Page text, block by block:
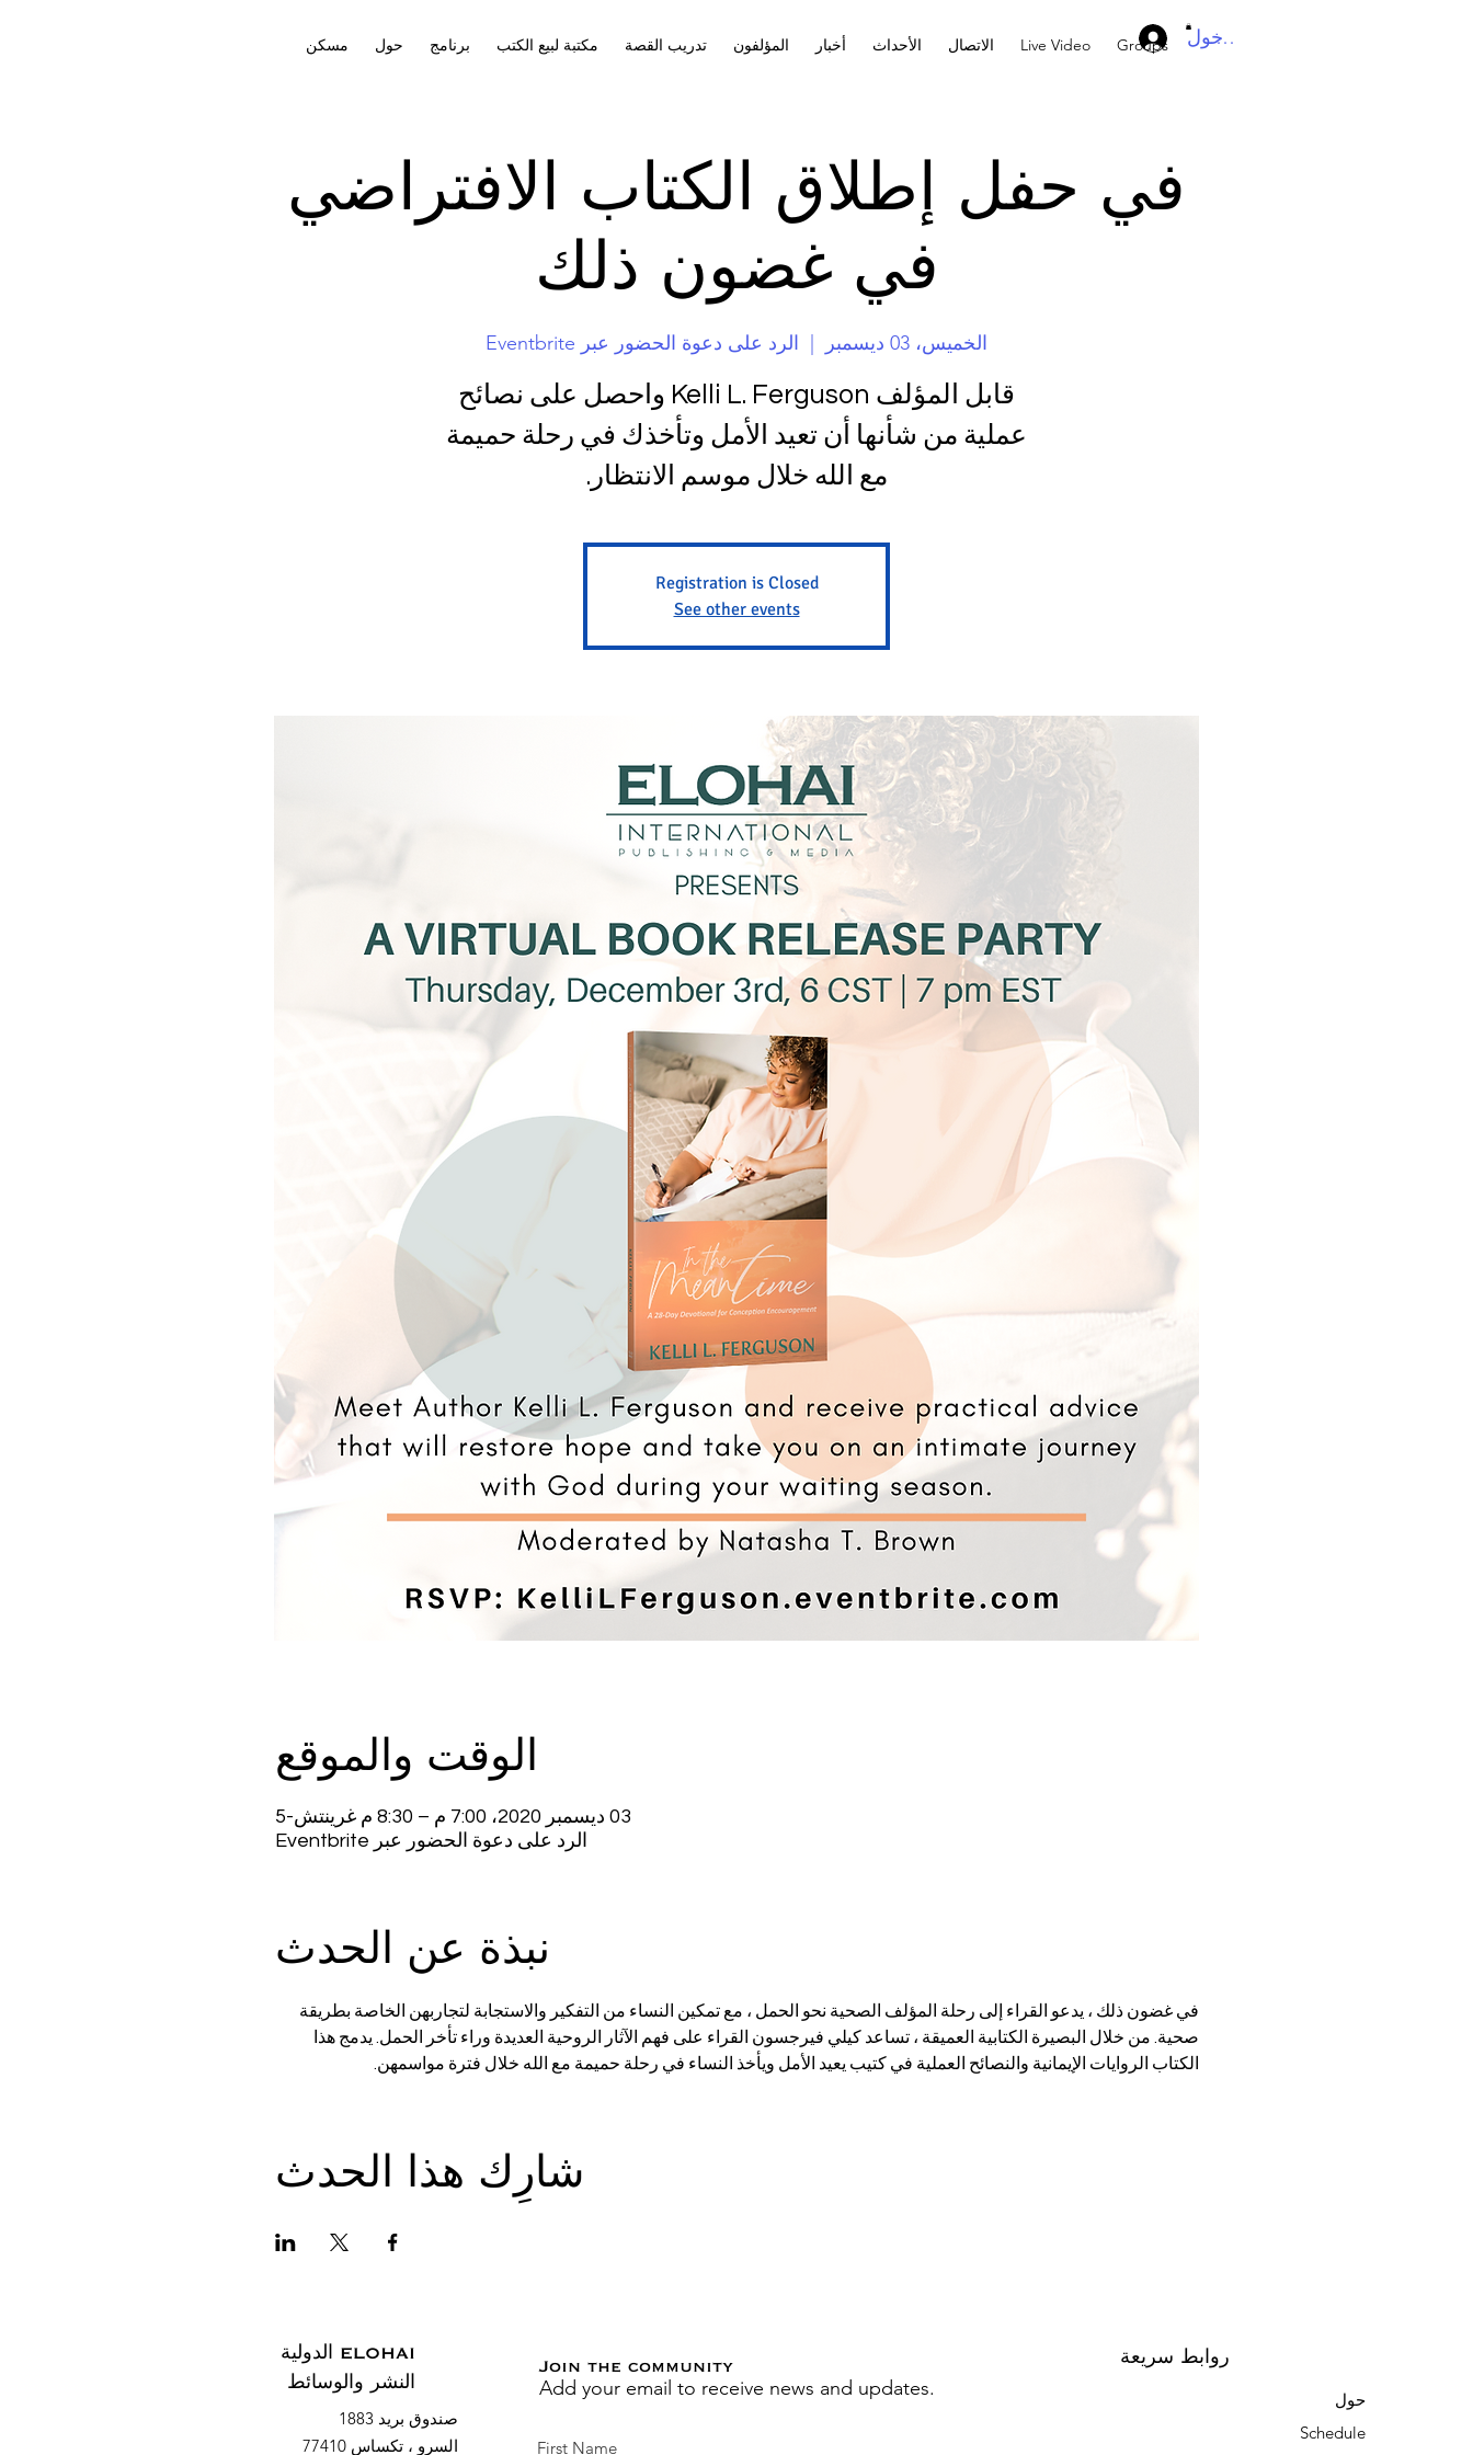
مسكن حول برنامج مكتبة لبيع الكتب تدريب القصة المؤلفون أخبار الأحداث الاتصال Live Video Groups تسجيل الدخول
في حفل إطلاق الكتاب الافتراضي
في غضون ذلك
الخميس، 03 ديسمبر الرد على دعوة الحضور عبر Eventbrite
قابل المؤلف Kelli L. Ferguson واحصل على نصائح
عملية من شأنها أن تعيد الأمل وتأخذك في رحلة حميمة
مع الله خلال موسم الانتظار.
Registration is Closed
See other events
الوقت والموقع
03 ديسمبر 2020، 7:00 م – 8:30 م غرينتش-5
الرد على دعوة الحضور عبر Eventbrite
نبذة عن الحدث
في غضون ذلك ، يدعو القراء إلى رحلة المؤلف الصحية نحو الحمل ، مع تمكين النساء من التفكير والاستجابة لتجاربهن الخاصة بطريقة
صحية. من خلال البصيرة الكتابية العميقة ، تساعد كيلي فيرجسون القراء على فهم الآثار الروحية العديدة وراء تأخر الحمل. يدمج هذا
الكتاب الروايات الإيمانية والنصائح العملية في كتيب يعيد الأمل ويأخذ النساء في رحلة حميمة مع الله خلال فترة مواسمهن.
شارِك هذا الحدث
ELOHAI الدولية
النشر والوسائط
صندوق بريد 1883
السرو ، تكساس 77410
Join the community
Add your email to receive news and updates.
روابط سريعة
حول
Schedule